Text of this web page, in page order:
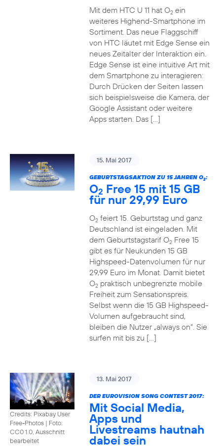
Mit dem HTC U 11 hat O2ein
weiteres Highend-Smartphone im
Sortiment. Das neue Flaggschiff
von HTC läutet mit Edge Sense ein
neues Zeitalter der Interaktion ein.
Edge Sense ist eine intuitive Art mit
dem Smartphone zu interagieren:
Durch Drücken der Seiten lassen
sich beispielsweise die Kamera, der
Google Assistant oder weitere
Apps starten. Das […]
15. Mai 2017
GEBURTSTAGSAKTION ZU 15 JAHREN O2:
O2 Free 15 mit 15 GB
für nur 29,99 Euro
O2feiert 15. Geburtstag und ganz
Deutschland ist eingeladen. Mit
dem Geburtstagstarif O2Free 15
gibt es für Neukunden 15 GB
Highspeed-Datenvolumen für nur
29,99 Euro im Monat. Damit bietet
O2praktisch unbegrenzte mobile
Freiheit zum Sensationspreis.
Selbst wenn die 15 GB Highspeed-
Volumen aufgebraucht sind,
bleiben die Nutzer „always on“. Sie
surfen mit bis zu […]
Credits: Pixabay User
Free-Photos | Foto:
CC0 1.0, Ausschnitt
bearbeitet
13. Mai 2017
DER EUROVISION SONG CONTEST 2017:
Mit Social Media,
Apps und
Livestreams hautnah
dabei sein